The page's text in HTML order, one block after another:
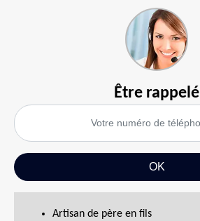
Être rappelé
Artisan de père en fils